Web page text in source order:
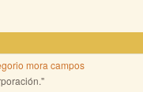
mora campos